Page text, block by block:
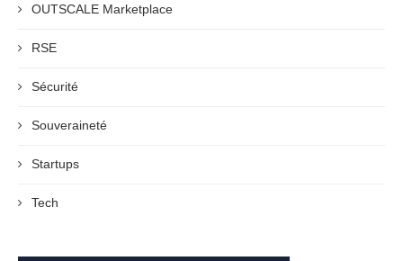
OUTSCALE Marketplace
RSE
Sécurité
Souveraineté
Startups
Tech